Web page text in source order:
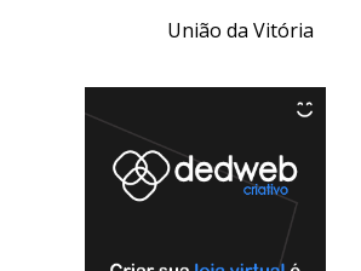
União da Vitória